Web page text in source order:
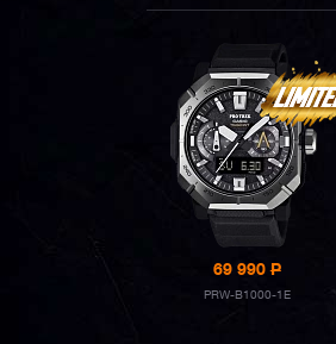
69 990P
PRW-B1000-1E